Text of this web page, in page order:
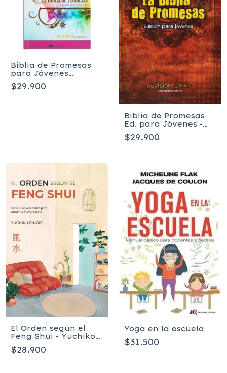
Biblia de Promesas
para Jóvenes
Mujeres -Reina-
Valera 1960
$29.900
Biblia de Promesas
Ed. para Jóvenes -
HC
$29.900
El Orden segun el
Feng Shui - Yuchiko
Rinoie
$28.900
Yoga en la escuela
$31.500